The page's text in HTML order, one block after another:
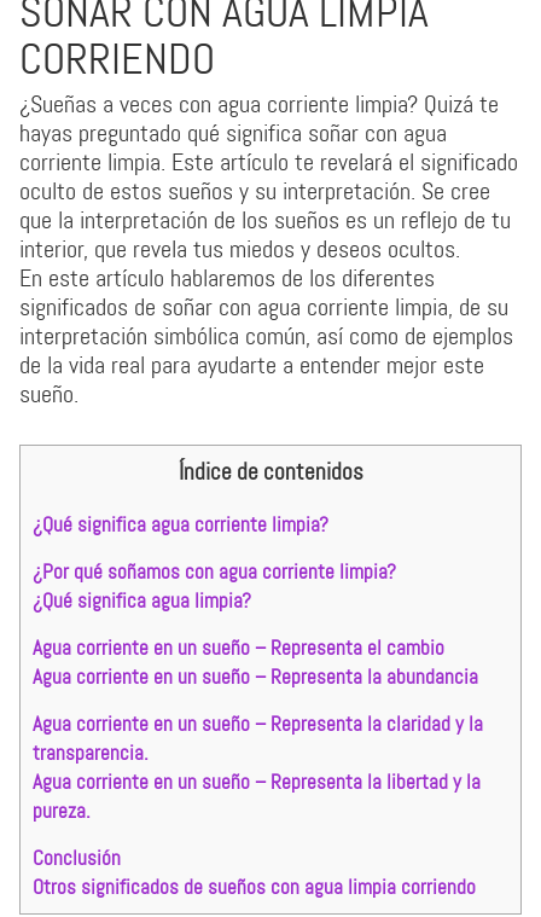
SOÑAR CON AGUA LIMPIA
CORRIENDO
¿Sueñas a veces con agua corriente limpia? Quizá te
hayas preguntado qué significa soñar con agua
corriente limpia. Este artículo te revelará el significado
oculto de estos sueños y su interpretación. Se cree
que la interpretación de los sueños es un reflejo de tu
interior, que revela tus miedos y deseos ocultos.
En este artículo hablaremos de los diferentes
significados de soñar con agua corriente limpia, de su
interpretación simbólica común, así como de ejemplos
de la vida real para ayudarte a entender mejor este
sueño.
Índice de contenidos
¿Qué significa agua corriente limpia?
¿Por qué soñamos con agua corriente limpia?
¿Qué significa agua limpia?
Agua corriente en un sueño – Representa el cambio
Agua corriente en un sueño – Representa la abundancia
Agua corriente en un sueño – Representa la claridad y la
transparencia.
Agua corriente en un sueño – Representa la libertad y la
pureza.
Conclusión
Otros significados de sueños con agua limpia corriendo